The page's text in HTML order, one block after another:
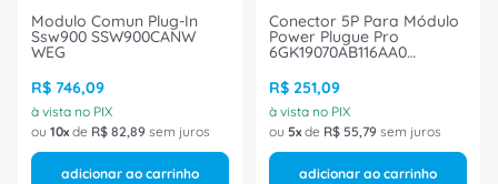
Modulo Comun Plug-In
Ssw900 SSW900CANW
WEG
R$ 746,09
à vista no PIX
ou 10 de R$ 82,89 sem juros
adicionar ao carrinho
Conector 5P Para Módulo
Power Plugue Pro
6GK19070AB116AA0
R$ 251,09
à vista no PIX
ou 5 de R$ 55,79 sem juros
adicionar ao carrinho